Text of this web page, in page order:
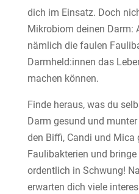
dich im Einsatz. Doch
Mikrobiom deinen Darm:
nämlich die faulen
Darmheld:innen das
machen können.
Finde heraus, was du
Darm gesund und
den Biffi, Candi und Mica
Faulibakterien und
ordentlich in Schwung!
erwarten dich viele